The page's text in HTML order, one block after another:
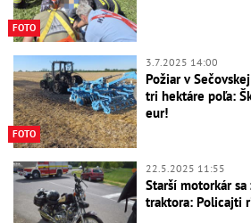
FOTO
FOTO
3.7.2025 14:00
Požiar v
tri hektáre poľa:
eur!
22.5.2025 11:55
Starší motorkár
traktora: Policajti